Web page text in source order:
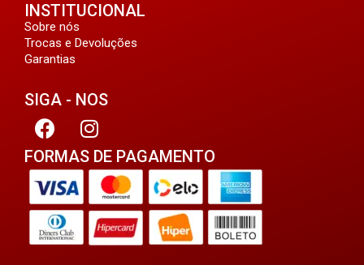
INSTITUCIONAL
Sobre nós
Trocas e Devoluções
Garantias
SIGA - NOS
FORMAS DE PAGAMENTO